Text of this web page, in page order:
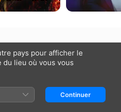
réservés.
pays pour afficher le
lieu où vous vous
Continuer